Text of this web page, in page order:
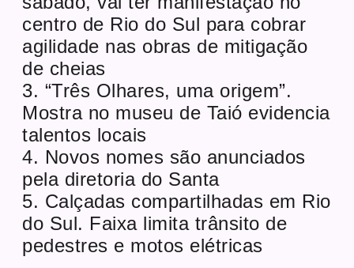
centro de Rio do Sul para cobrar
agilidade nas obras de mitigação
de cheias
3. “Três Olhares, uma origem”.
Mostra no museu de Taió evidencia
talentos locais
4. Novos nomes são anunciados
pela diretoria do Santa
5. Calçadas compartilhadas em Rio
do Sul. Faixa limita trânsito de
pedestres e motos elétricas